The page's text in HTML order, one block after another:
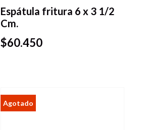
Espátula fritura 6 x 3 1/2
Cm.
$60.450